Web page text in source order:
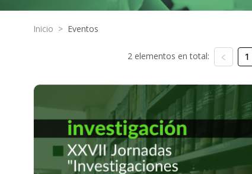
Inicio > Eventos
2 elementos en total: 1